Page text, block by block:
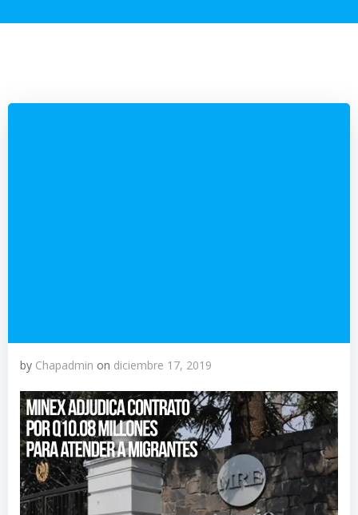
by Chapadmin on diciembre 17, 2019